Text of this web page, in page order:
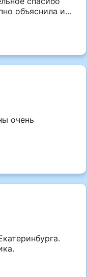
объяснила и
очень